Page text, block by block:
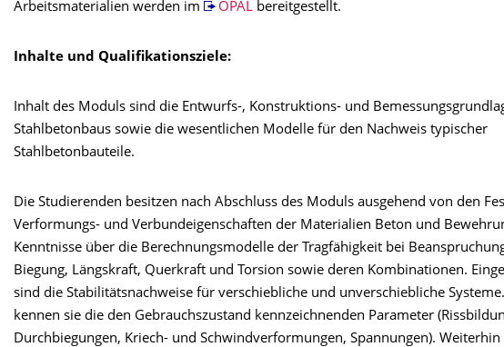
Arbeitsmaterialien werden im OPALbereitgestellt.
Inhalte und Qualifikationsziele:
Inhalt des Moduls sind die Entwurfs-, Konstruktions- und
Stahlbetonbaus sowie die wesentlichen Modelle für den Nachweis typischer
Stahlbetonbauteile.
Die Studierenden besitzen nach Abschluss des Moduls ausgehend von den
Verformungs- und Verbundeigenschaften der Materialien Beton und
Kenntnisse über die Berechnungsmodelle der Tragfähigkeit bei
Biegung, Längskraft, Querkraft und Torsion sowie deren Kombinationen.
sind die Stabilitätsnachweise für verschiebliche und unverschiebliche
kennen sie die den Gebrauchszustand kennzeichnenden Parameter
Durchbiegungen, Kriech- und Schwindverformungen, Spannungen).